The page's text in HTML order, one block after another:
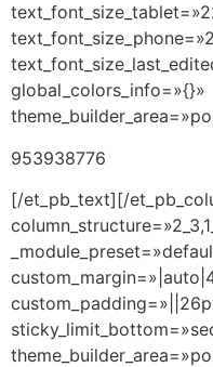
global_colors_info=»{}»
953938776
[/et_pb_text][/